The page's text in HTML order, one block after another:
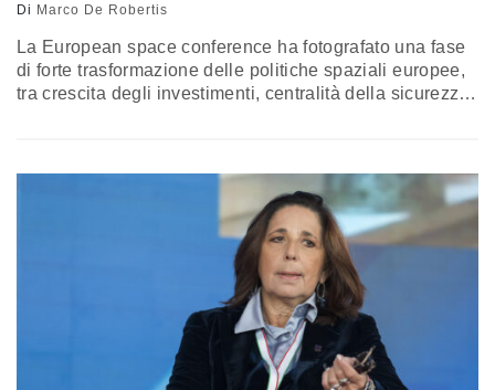
Di Marco De Robertis
La European space conference ha fotografato una fase
di forte trasformazione delle politiche spaziali europee,
tra crescita degli investimenti, centralità della sicurezza
Comunicazioni satellitari sicure, resilienza e
coordinamento industriale emergono come leve
decisive, con l’Italia impegnata a rafforzare il proprio
ruolo in un quadro europeo più coeso